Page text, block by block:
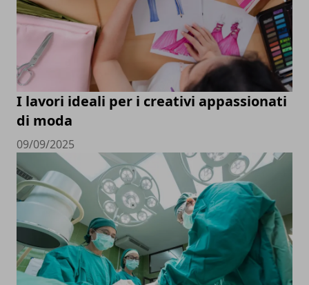
I lavori ideali per i creativi appassionati
di moda
09/09/2025